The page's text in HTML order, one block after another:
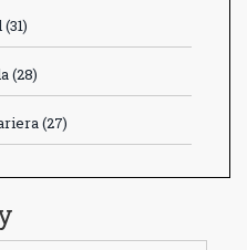
(31)
(28)
(27)